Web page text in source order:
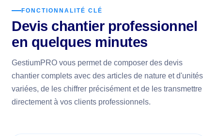
FONCTIONNALITÉ CLÉ
Devis chantier professionnel
en quelques minutes
GestiumPRO vous permet de composer des devis
chantier complets avec des articles de nature et d'unités
variées, de les chiffrer précisément et de les transmettre
directement à vos clients professionnels.